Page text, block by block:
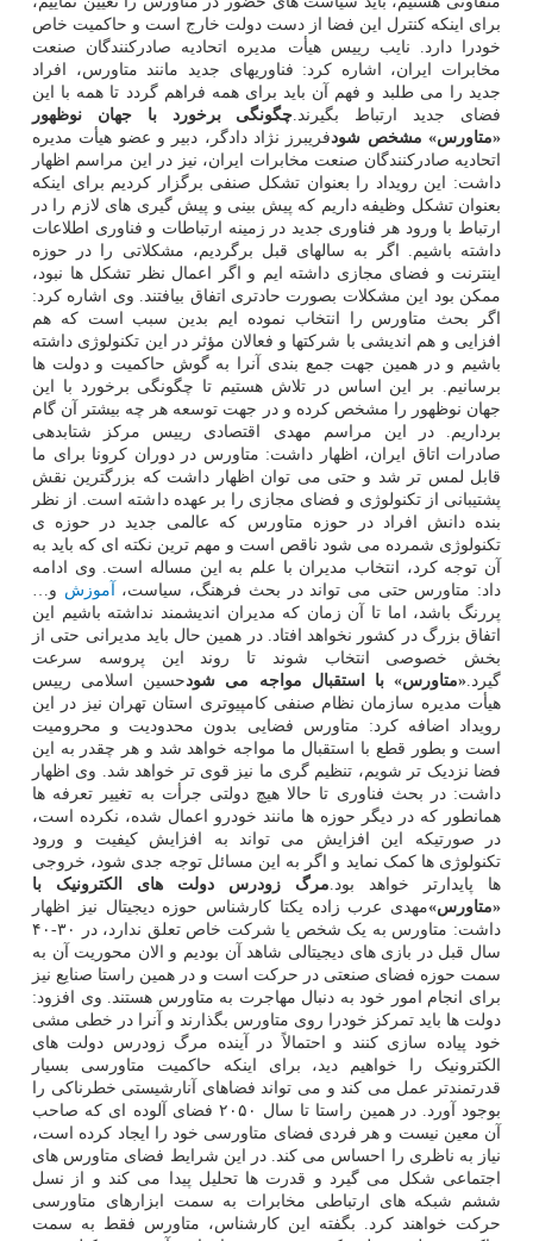
برای اینکه کنترل این فضا از دست دولت خارج است و حاکمیت خاص
خودرا دارد. نایب رییس هیأت مدیره اتحادیه صادرکنندگان صنعت
مخابرات ایران، اشاره کرد: فناوریهای جدید مانند متاورس، افراد
جدید را می طلبد و فهم آن باید برای همه فراهم گردد تا همه با این
فضای جدید ارتباط بگیرند.چگونگی برخورد با جهان نوظهور
«متاورس» مشخص شودفریبرز نژاد دادگر، دبیر و عضو هیأت مدیره
اتحادیه صادرکنندگان صنعت مخابرات ایران، نیز در این مراسم اظهار
داشت: این رویداد را بعنوان تشکل صنفی برگزار کردیم برای اینکه
بعنوان تشکل وظیفه داریم که پیش بینی و پیش گیری های لازم را در
ارتباط با ورود هر فناوری جدید در زمینه ارتباطات و فناوری اطلاعات
داشته باشیم. اگر به سالهای قبل برگردیم، مشکلاتی را در حوزه
اینترنت و فضای مجازی داشته ایم و اگر اعمال نظر تشکل ها نبود،
ممکن بود این مشکلات بصورت حادتری اتفاق بیافتند. وی اشاره کرد:
اگر بحث متاورس را انتخاب نموده ایم بدین سبب است که هم
افزایی و هم اندیشی با شرکتها و فعالان مؤثر در این تکنولوژی داشته
باشیم و در همین جهت جمع بندی آنرا به گوش حاکمیت و دولت ها
برسانیم. بر این اساس در تلاش هستیم تا چگونگی برخورد با این
جهان نوظهور را مشخص کرده و در جهت توسعه هر چه بیشتر آن گام
برداریم. در این مراسم مهدی اقتصادی رییس مرکز شتابدهی
صادرات اتاق ایران، اظهار داشت: متاورس در دوران کرونا برای ما
قابل لمس تر شد و حتی می توان اظهار داشت که بزرگترین نقش
پشتیبانی از تکنولوژی و فضای مجازی را بر عهده داشته است. از نظر
بنده دانش افراد در حوزه متاورس که عالمی جدید در حوزه ی
تکنولوژی شمرده می شود ناقص است و مهم ترین نکته ای که باید به
آن توجه کرد، انتخاب مدیران با علم به این مساله است. وی ادامه
داد: متاورس حتی می تواند در بحث فرهنگ، سیاست،
آموزش و…
پررنگ باشد، اما تا آن زمان که مدیران اندیشمند نداشته باشیم این
اتفاق بزرگ در کشور نخواهد افتاد. در همین حال باید مدیرانی حتی از
بخش خصوصی انتخاب شوند تا روند این پروسه سرعت
گیرد.«متاورس» با استقبال مواجه می شودحسین اسلامی رییس
هیأت مدیره سازمان نظام صنفی کامپیوتری استان تهران نیز در این
رویداد اضافه کرد: متاورس فضایی بدون محدودیت و محرومیت
است و بطور قطع با استقبال ما مواجه خواهد شد و هر چقدر به این
فضا نزدیک تر شویم، تنظیم گری ما نیز قوی تر خواهد شد. وی اظهار
داشت: در بحث فناوری تا حالا هیچ دولتی جرأت به تغییر تعرفه ها
همانطور که در دیگر حوزه ها مانند خودرو اعمال شده، نکرده است،
در صورتیکه این افزایش می تواند به افزایش کیفیت و ورود
تکنولوژی ها کمک نماید و اگر به این مسائل توجه جدی شود، خروجی
ها پایدارتر خواهد بود.مرگ زودرس دولت های الکترونیک با
«متاورس»مهدی عرب زاده یکتا کارشناس حوزه دیجیتال نیز اظهار
داشت: متاورس به یک شخص یا شرکت خاص تعلق ندارد، در ۳۰-۴۰
سال قبل در بازی های دیجیتالی شاهد آن بودیم و الان محوریت آن به
سمت حوزه فضای صنعتی در حرکت است و در همین راستا صنایع نیز
برای انجام امور خود به دنبال مهاجرت به متاورس هستند. وی افزود:
دولت ها باید تمرکز خودرا روی متاورس بگذارند و آنرا در خطی مشی
خود پیاده سازی کنند و احتمالاً در آینده مرگ زودرس دولت های
الکترونیک را خواهیم دید، برای اینکه حاکمیت متاورسی بسیار
قدرتمندتر عمل می کند و می تواند فضاهای آنارشیستی خطرناکی را
بوجود آورد. در همین راستا تا سال ۲۰۵۰ فضای آلوده ای که صاحب
آن معین نیست و هر فردی فضای متاورسی خود را ایجاد کرده است،
نیاز به ناظری را احساس می کند. در این شرایط فضای متاورس های
اجتماعی شکل می گیرد و قدرت ها تحلیل پیدا می کند و از نسل
ششم شبکه های ارتباطی مخابرات به سمت ابزارهای متاورسی
حرکت خواهند کرد. بگفته این کارشناس، متاورس فقط به سمت